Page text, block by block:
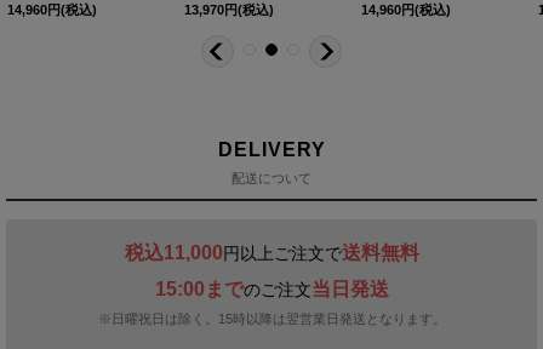
14,960円(税込) 12,980円(税込) 13,970円(税込)
DELIVERY
配送について
税込11,000円以上ご注文で送料無料
15:00までのご注文当日発送
※日曜祝日は除く。15時以降は翌営業日発送となります。